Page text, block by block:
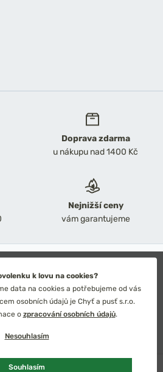
Doprava zdarma
u nákupu nad 1400 Kč
Nejnižší ceny
vám garantujeme
podmínky
osobních údajů
řešení: Simplia s.r.o.
design: Petr Široký
k lovu na cookies?
data na cookies a potřebujeme od vás
osobních údajů je Chyť a pusť s.r.o.
o zpracování osobních údajů.
Nesouhlasím
Souhlasím